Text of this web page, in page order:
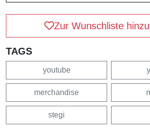
Zur Wunschliste
TAGS
youtube
merchandise
stegi